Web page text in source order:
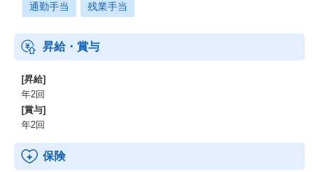
通勤手当 残業手当
昇給・賞与
[昇給]
年2回
[賞与]
年2回
保険